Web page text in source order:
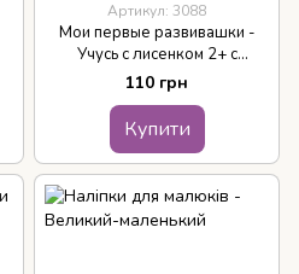
Артикул: 3088
Мои первые развивашки -
Учусь с лисенком 2+ с
наклейками
110 грн
Купити